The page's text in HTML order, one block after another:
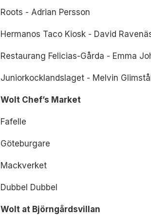
Roots - Adrian Persson
Hermanos Taco Kiosk - David
Restaurang Felicias-Gårda - Emma
Juniorkocklandslaget - Melvin Glimstål
Wolt Chef’s Market
Fafelle
Göteburgare
Mackverket
Dubbel Dubbel
Wolt at Björngårdsvillan